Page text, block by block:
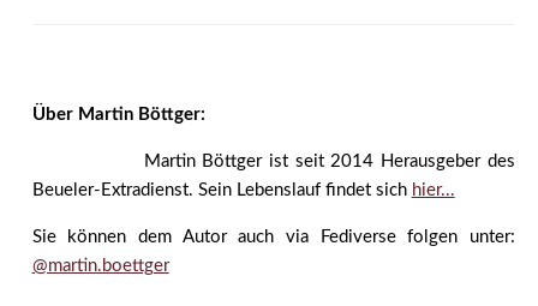
Über Martin Böttger:
Martin Böttger ist seit 2014 Herausgeber des
Beueler-Extradienst. Sein Lebenslauf findet sich hier...
Sie können dem Autor auch via Fediverse folgen unter:
@martin.boettger